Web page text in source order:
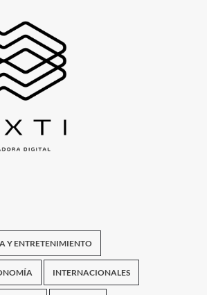
Y ENTRETENIMIENTO
INTERNACIONALES